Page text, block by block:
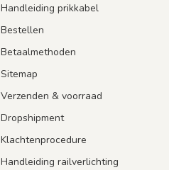
Handleiding prikkabel
Bestellen
Betaalmethoden
Sitemap
Verzenden & voorraad
Dropshipment
Klachtenprocedure
Handleiding railverlichting